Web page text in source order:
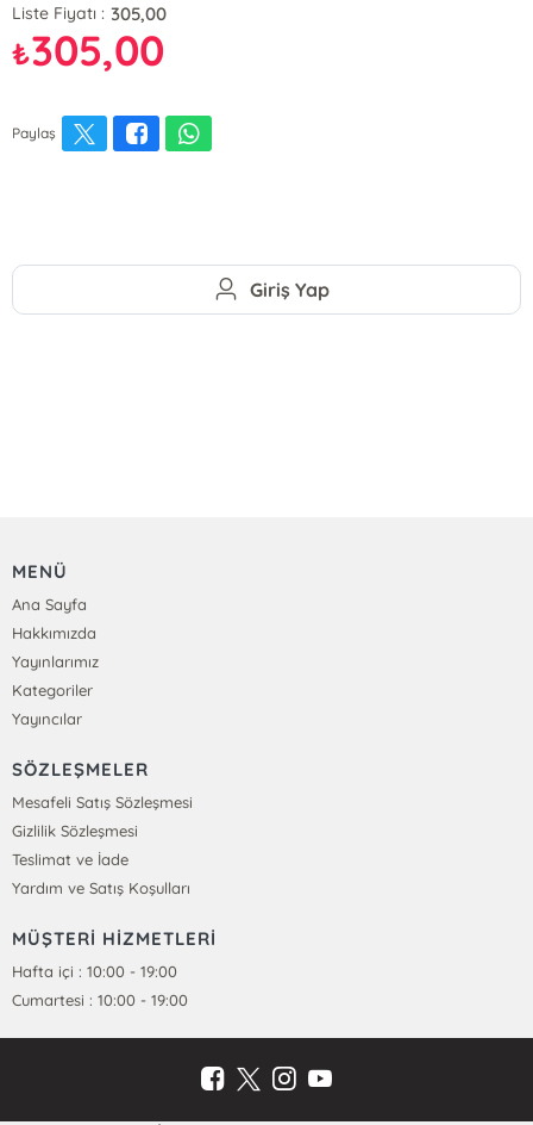
Liste Fiyatı : 305,00
₺305,00
Paylaş
Giriş Yap
MENÜ
Ana Sayfa
Hakkımızda
Yayınlarımız
Kategoriler
Yayıncılar
SÖZLEŞMELER
Mesafeli Satış Sözleşmesi
Gizlilik Sözleşmesi
Teslimat ve İade
Yardım ve Satış Koşulları
MÜŞTERİ HİZMETLERİ
Hafta içi : 10:00 - 19:00
Cumartesi : 10:00 - 19:00